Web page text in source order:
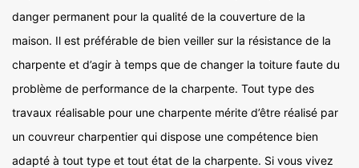
danger permanent pour la qualité de la couverture de la
maison. Il est préférable de bien veiller sur la résistance de la
charpente et d’agir à temps que de changer la toiture faute du
problème de performance de la charpente. Tout type des
travaux réalisable pour une charpente mérite d’être réalisé par
un couvreur charpentier qui dispose une compétence bien
adapté à tout type et tout état de la charpente. Si vous vivez